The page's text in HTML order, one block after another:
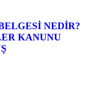
NEDİR?
KANUNU